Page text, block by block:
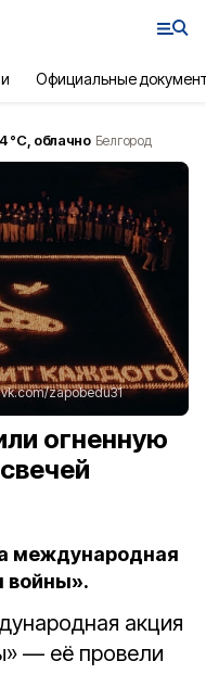
Официальные
°С, облачно Белгород
vk.com/zapobedu31
огненную
международная
войны».
акция
— её провели